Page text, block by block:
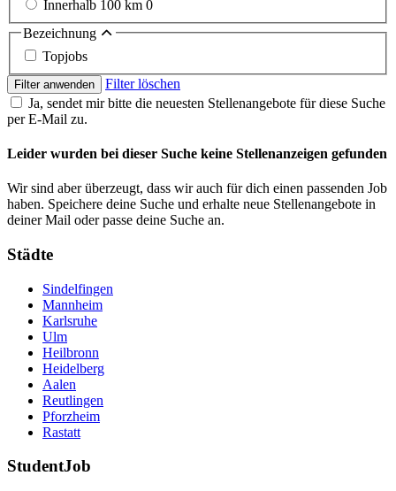
Innerhalb 100 km 0
Bezeichnung
Topjobs
Filter anwenden
Filter löschen
Ja, sendet mir bitte die neuesten Stellenangebote für diese Suche
per E-Mail zu.
Leider wurden bei dieser Suche keine Stellenanzeigen gefunden
Wir sind aber überzeugt, dass wir auch für dich einen passenden Job
haben. Speichere deine Suche und erhalte neue Stellenangebote in
deiner Mail oder passe deine Suche an.
Städte
Sindelfingen
Mannheim
Karlsruhe
Ulm
Heilbronn
Heidelberg
Aalen
Reutlingen
Pforzheim
Rastatt
StudentJob